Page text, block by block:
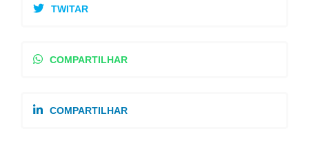
TWITAR
COMPARTILHAR
COMPARTILHAR